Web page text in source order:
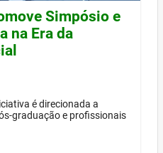
Simpósio e
na Era da
é direcionada a
graduação e profissionais